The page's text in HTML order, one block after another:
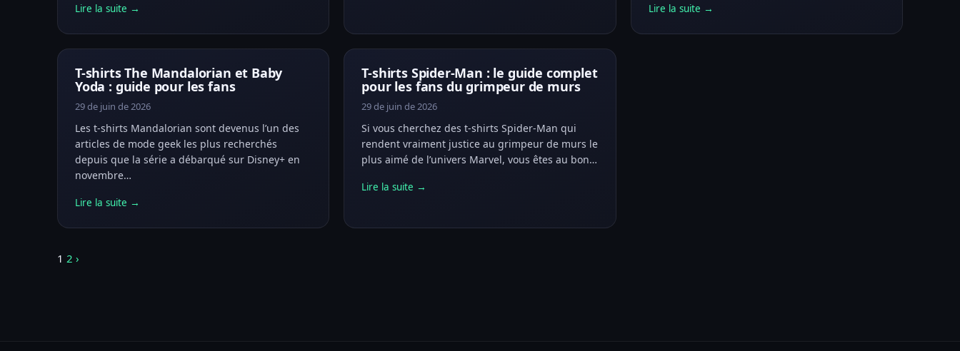
Lire la suite → Lire la suite →
T-shirts The Mandalorian et Baby
Yoda : guide pour les fans
29 de juin de 2026
Les t-shirts Mandalorian sont devenus l’un des
articles de mode geek les plus recherchés
depuis que la série a débarqué sur Disney+ en
novembre…
Lire la suite →
T-shirts Spider-Man : le guide complet
pour les fans du grimpeur de murs
29 de juin de 2026
Si vous cherchez des t-shirts Spider-Man qui
rendent vraiment justice au grimpeur de murs le
plus aimé de l’univers Marvel, vous êtes au bon…
Lire la suite →
Pagination
1 2 ›